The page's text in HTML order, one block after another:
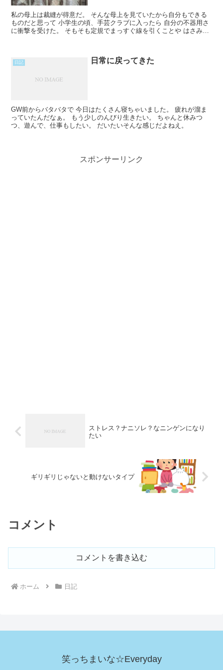
私の母上は裁縫が得意だ。 そんな母上を見ていたから自分もできる
ものだと思って 小学生の頃、手芸クラブに入ったら 自分の不器用さ
に衝撃を受けた。 そもそも定規でまっすぐ線を引くことや はさみで
日記 日常に戻ってきた
GW前からバタバタで 今日はたくさん寝ちゃいました。 疲れが溜ま
っていたんだなぁ。 もう少しのんびり生きたい。 ちゃんと休みつ
つ、遊んで、仕事もしたい。 だいたいそんな感じだよねえ。
スポンサーリンク
ストレス？ナニソレ？なニンゲンになり
たい
ギリギリじゃないと動けないタイプ
コメント
コメントを書き込む
ホーム 日記
笑っちまいな☆Everyday